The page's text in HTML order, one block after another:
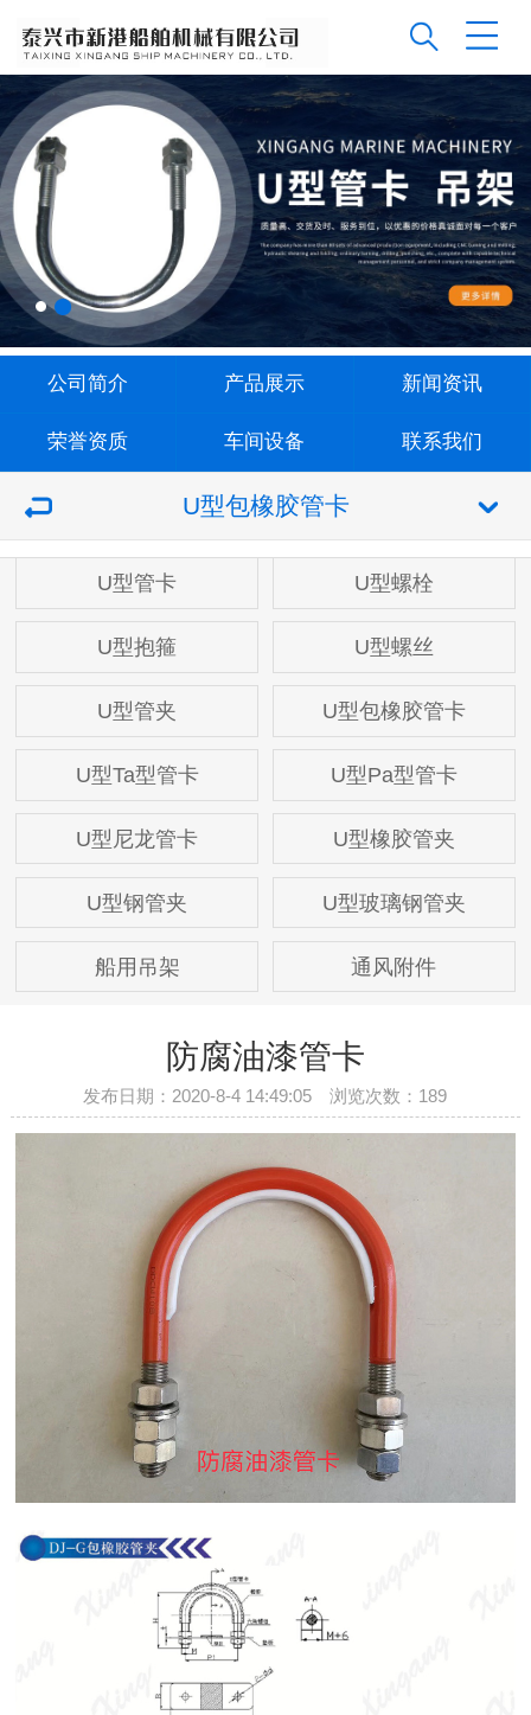
公司简介 产品展示 新闻资讯
荣誉资质 车间设备 联系我们
U型包橡胶管卡
U型管卡 U型螺栓
U型抱箍 U型螺丝
U型管夹 U型包橡胶管卡
U型Ta型管卡 U型Pa型管卡
U型尼龙管卡 U型橡胶管夹
U型钢管夹 U型玻璃钢管夹
船用吊架 通风附件
防腐油漆管卡
发布日期：2020-8-4 14:49:05 浏览次数： 189